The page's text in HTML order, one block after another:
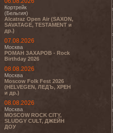
Кортрейк
(Бельгия)
Alcatraz Open Air (SAXON,
SAVATAGE, TESTAMENT и
др.)
07.08.2026
Москва
РОМАН ЗАХАРОВ - Rock
Birthday 2026
08.08.2026
Москва
Moscow Folk Fest 2026
(HELVEGEN, ЛЕДЪ, ХРЕН
и др.)
08.08.2026
Москва
MOSCOW ROCK CITY,
SLUDGY CULT, ДЖЕЙН
ДОУ